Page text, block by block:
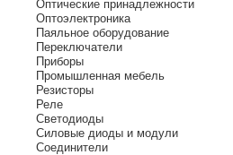
Оптические принадлежности
Оптоэлектроника
Паяльное оборудование
Переключатели
Приборы
Промышленная мебель
Резисторы
Реле
Светодиоды
Силовые диоды и модули
Соединители